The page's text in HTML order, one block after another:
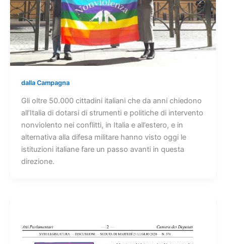
dalla Campagna
Gli oltre 50.000 cittadini italiani che da anni chiedono
all’Italia di dotarsi di strumenti e politiche di intervento
nonviolento nei conflitti, in Italia e all’estero, e in
alternativa alla difesa militare hanno visto oggi le
istituzioni italiane fare un passo avanti in questa
direzione.